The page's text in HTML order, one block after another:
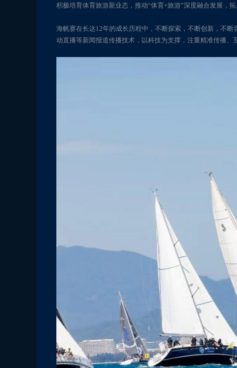
积极培育体育旅游新业态，推动“体育+旅游”深度融合发展，
海帆赛在长达12年的成长历程中，不断探索，不断创新，不
动直播等新闻报道传播技术，以科技为支撑，注重精准传播、